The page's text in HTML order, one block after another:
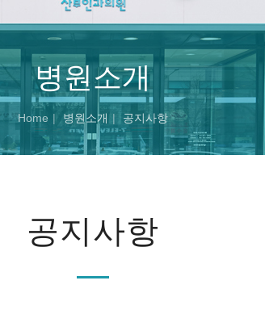
병원소개
Home 병원소개 공지사항
공지사항